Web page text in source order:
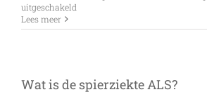
uitgeschakeld
Lees meer
Wat is de spierziekte ALS?